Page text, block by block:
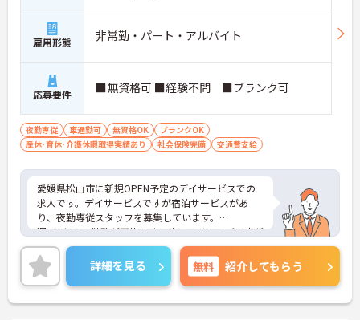
雇用形態 非常勤・パート・アルバイト
応募要件 ■無資格可 ■経験不問 ■ブランク可
夜勤専従 車通勤可 無資格OK
ブランクOK
産休･育休･介護休暇取得実績あり
社会保険完備 交通費支給
愛媛県松山市に新規OPEN予定のデイサービスでの
求人です。デイサービスですが宿泊サービスがあ
り、夜勤専従スタッフを募集しています。
週1日からの勤務が可能です。他にメインのご予定が
ある方にお勧めの働き方です☆
ご興味のある方には、面接対策ポイントなど、さら
に詳細をご案内しますのでお気軽にご相談くださ
い！
詳細を見る 無料 紹介してもらう